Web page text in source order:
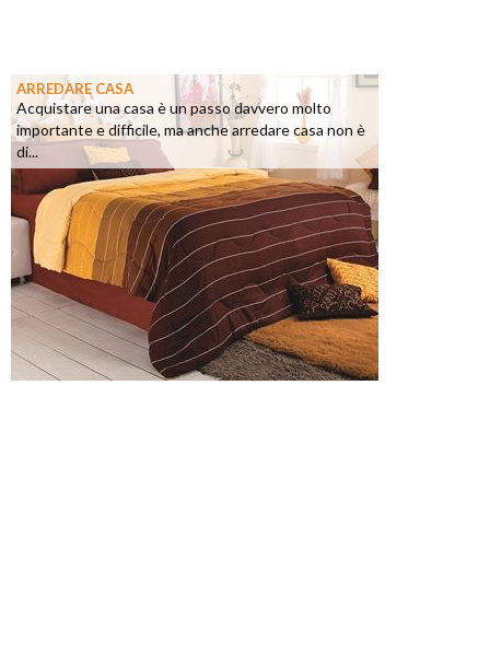
ARREDARE CASA
Acquistare una casa è un passo davvero molto
importante e difficile, ma anche arredare casa non è
di...